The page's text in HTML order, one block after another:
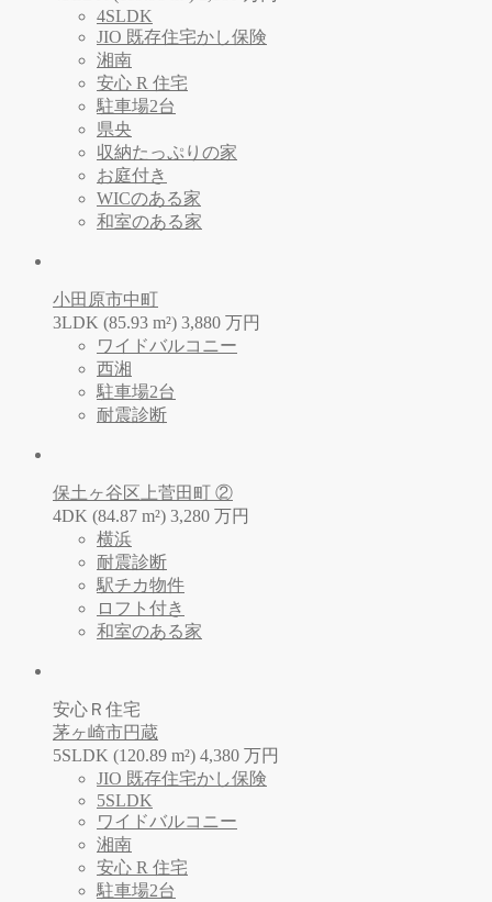
4SLDK
JIO 既存住宅かし保険
湘南
安心 R 住宅
駐車場2台
県央
収納たっぷりの家
お庭付き
WICのある家
和室のある家
小田原市中町
3LDK (85.93 m²) 3,880 万円
ワイドバルコニー
西湘
駐車場2台
耐震診断
保土ヶ谷区上菅田町 ②
4DK (84.87 m²) 3,280 万円
横浜
耐震診断
駅チカ物件
ロフト付き
和室のある家
安心Ｒ住宅
茅ヶ崎市円蔵
5SLDK (120.89 m²) 4,380 万円
JIO 既存住宅かし保険
5SLDK
ワイドバルコニー
湘南
安心 R 住宅
駐車場2台